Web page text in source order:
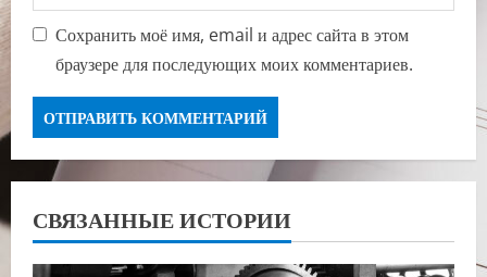
Сохранить моё имя, email и адрес сайта в этом
браузере для последующих моих комментариев.
СВЯЗАННЫЕ ИСТОРИИ